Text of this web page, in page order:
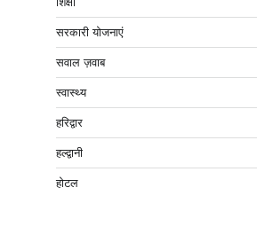
सरकारी योजनाएं
सवाल ज़वाब
स्वास्थ्य
हरिद्वार
हल्द्वानी
होटल